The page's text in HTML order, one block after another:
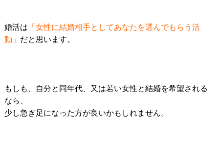
婚活は 「女性に結婚相手としてあなたを選んでもらう活
動」 だと思います。
もしも、自分と同年代、又は若い女性と結婚を希望される
なら、
少し急ぎ足になった方が良いかもしれません。